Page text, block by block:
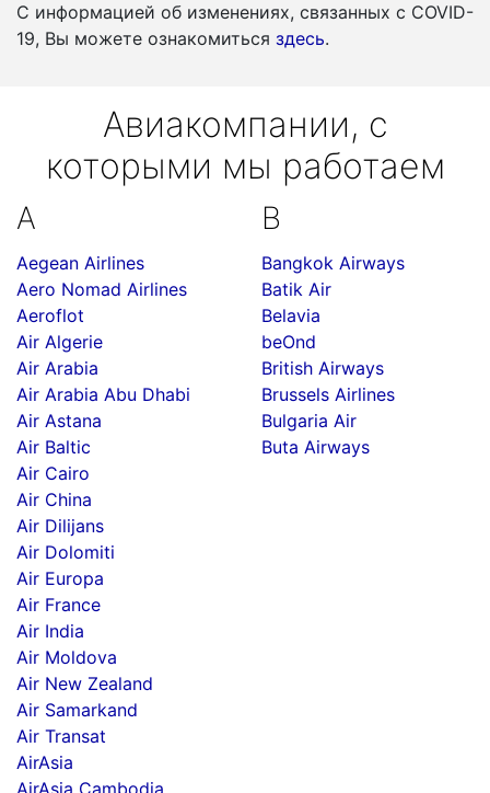
С информацией об изменениях, связанных c COVID-
19, Вы можете ознакомиться здесь.
Авиакомпании, с
которыми мы работаем
A
Aegean Airlines
Aero Nomad Airlines
Aeroflot
Air Algerie
Air Arabia
Air Arabia Abu Dhabi
Air Astana
Air Baltic
Air Cairo
Air China
Air Dilijans
Air Dolomiti
Air Europa
Air France
Air India
Air Moldova
Air New Zealand
Air Samarkand
Air Transat
AirAsia
AirAsia Cambodia
B
Bangkok Airways
Batik Air
Belavia
beOnd
British Airways
Brussels Airlines
Bulgaria Air
Buta Airways